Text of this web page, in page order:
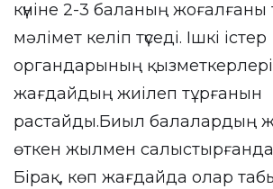
күніне 2-3 баланың жоғалғаны
мәлімет келіп түседі. Ішкі істер
органдарының
жағдайдың жиілеп тұрғанын
растайды.Биыл балалардың
өткен жылмен салыстырғанда
Бірақ, көп жағдайда олар